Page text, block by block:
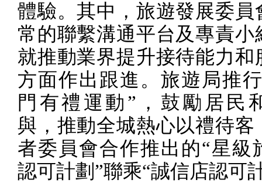
體驗。其中，旅遊發展委員
常的聯繫溝通平台及專責小
就推動業界提升接待能力和
方面作出跟進。旅遊局推
門有禮運動”，鼓勵居民
與，推動全城熱心以禮待客
者委員會合作推出的“星級
認可計劃”聯乘“誠信店認可